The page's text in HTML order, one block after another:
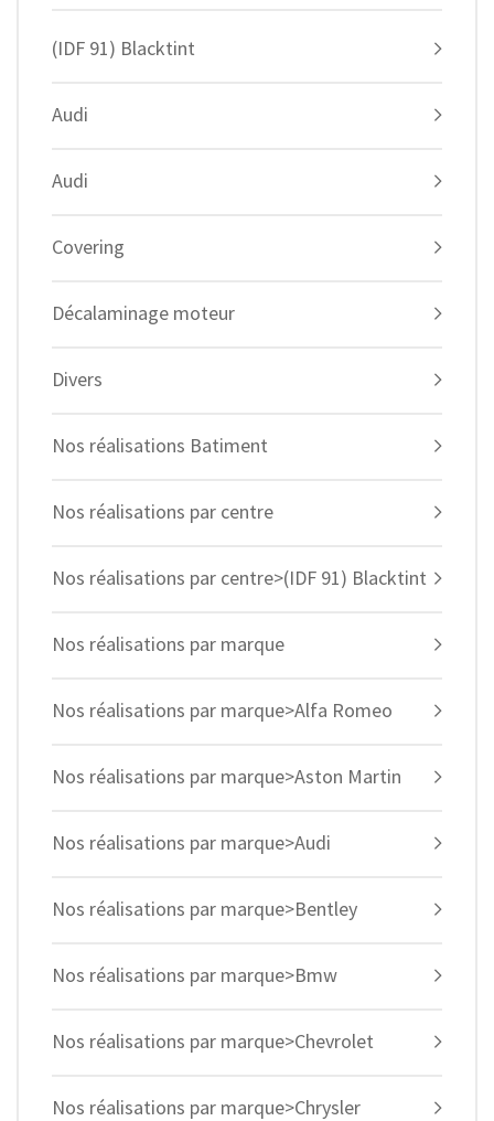
(IDF 91) Blacktint
Audi
Audi
Covering
Décalaminage moteur
Divers
Nos réalisations Batiment
Nos réalisations par centre
Nos réalisations par centre>(IDF 91) Blacktint
Nos réalisations par marque
Nos réalisations par marque>Alfa Romeo
Nos réalisations par marque>Aston Martin
Nos réalisations par marque>Audi
Nos réalisations par marque>Bentley
Nos réalisations par marque>Bmw
Nos réalisations par marque>Chevrolet
Nos réalisations par marque>Chrysler